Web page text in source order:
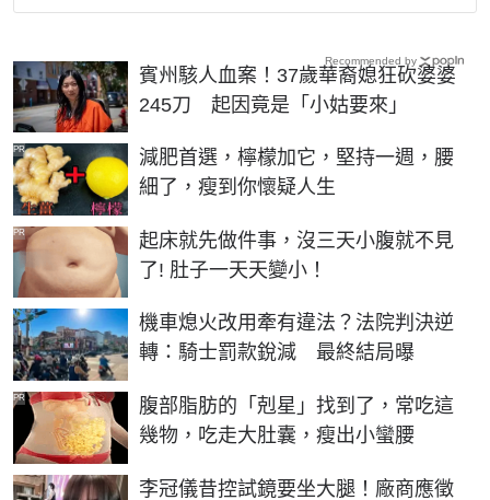
賓州駭人血案！37歲華裔媳狂砍婆婆
245刀 起因竟是「小姑要來」
減肥首選，檸檬加它，堅持一週，腰
細了，瘦到你懷疑人生
PR
起床就先做件事，沒三天小腹就不見
了! 肚子一天天變小！
PR
機車熄火改用牽有違法？法院判決逆
轉：騎士罰款銳減 最終結局曝
腹部脂肪的「剋星」找到了，常吃這
幾物，吃走大肚囊，瘦出小蠻腰
PR
李冠儀昔控試鏡要坐大腿！廠商應徵
Recommended by